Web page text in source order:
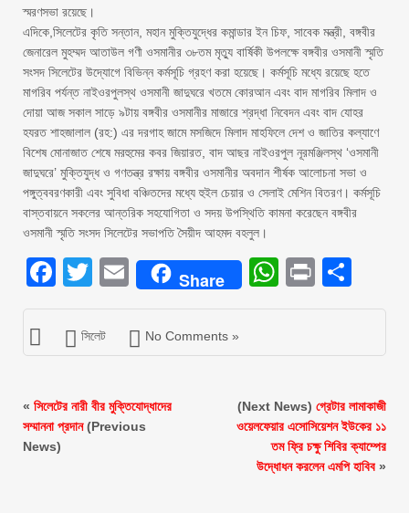
স্মরণসভা রয়েছে।
এদিকে,সিলেটের কৃতি সন্তান, মহান মুক্তিযুদ্ধের কমান্ডার ইন চিফ, সাবেক মন্ত্রী, বঙ্গবীর
জেনারেল মুহম্মদ আতাউল গণী ওসমানীর ৩৮তম মৃত্যু বার্ষিকী উপলক্ষে বঙ্গবীর ওসমানী স্মৃতি
সংসদ সিলেটের উদ্যোগে বিভিন্ন কর্মসূচি গ্রহণ করা হয়েছে। কর্মসূচি মধ্যে রয়েছে হতে
মাগরিব পর্যন্ত নাইওরপুলস্থ ওসমানী জাদুঘরে খতমে কোরআন এবং বাদ মাগরিব মিলাদ ও
দোয়া আজ সকাল সাড়ে ৯টায় বঙ্গবীর ওসমানীর মাজারে শ্রদ্ধা নিবেদন এবং বাদ যোহর
হযরত শাহজালাল (রহ:) এর দরগাহ জামে মসজিদে মিলাদ মাহফিলে দেশ ও জাতির কল্যাণে
বিশেষ মোনাজাত শেষে মরহুমের কবর জিয়ারত, বাদ আছর নাইওরপুল নূরমঞ্জিলস্থ ‘ওসমানী
জাদুঘরে’ মুক্তিযুদ্ধ ও গণতন্ত্র রক্ষায় বঙ্গবীর ওসমানীর অবদান শীর্ষক আলোচনা সভা ও
পঙ্গুত্ববরণকারী এবং সুবিধা বঞ্চিতদের মধ্যে হুইল চেয়ার ও সেলাই মেশিন বিতরণ। কর্মসূচি
বাস্তবায়নে সকলের আন্তরিক সহযোগিতা ও সদয় উপস্থিতি কামনা করেছেন বঙ্গবীর
ওসমানী স্মৃতি সংসদ সিলেটের সভাপতি সৈয়ীদ আহমদ বহলুল।
Facebook
Twitter
EmailShare Print
সিলেট No Comments »
« সিলেটের নারী বীর মুক্তিযোদ্ধাদের
সম্মাননা প্রদান(Previous
News)
(Next News) গ্রেটার লামাকাজী
ওয়েলফেয়ার এসোসিয়েশন ইউকের ১১
তম ফ্রি চক্ষু শিবির ক্যাম্পের
উদ্ধোধন করলেন এমপি হাবিব»